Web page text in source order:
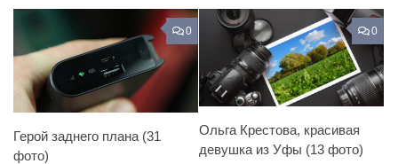
0
Герой заднего плана (31
фото)
0
Ольга Крестова, красивая
девушка из Уфы (13 фото)